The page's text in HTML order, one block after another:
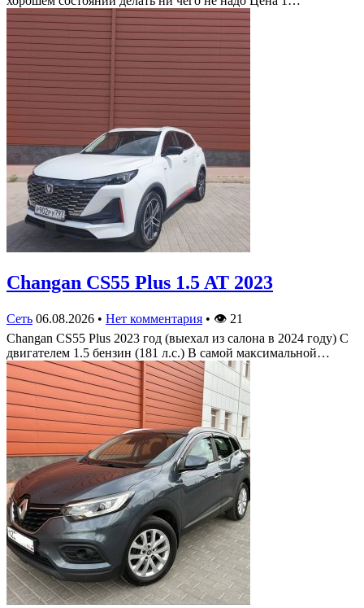
Changan CS55 Plus 1.5 AT 2023
Сеть 06.08.2026 • Нет комментария • 👁 21
Changan CS55 Plus 2023 год (выехал из салона в 2024 году) С
двигателем 1.5 бензин (181 л.с.) В самой максимальной…